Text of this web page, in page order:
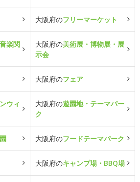
大阪府のフリーマーケット
楽関
大阪府の美術展・博物展・展
示会
大阪府のフェア
ウィ
大阪府の遊園地・テーマパー
ク
大阪府のフードテーマパーク
大阪府のキャンプ場・BBQ場